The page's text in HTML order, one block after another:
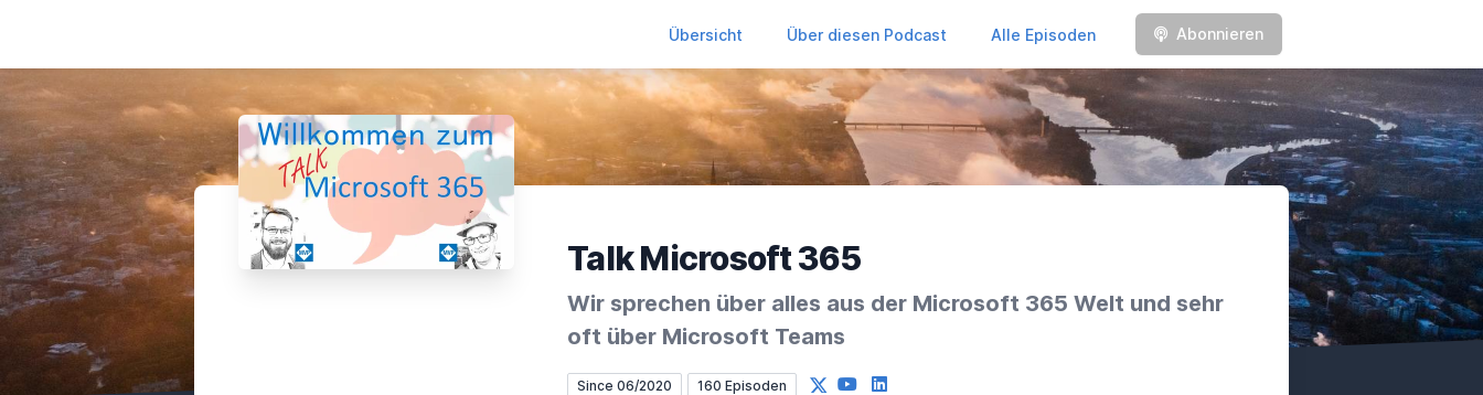
Übersicht Über diesen Podcast Alle Episoden Abonnieren
Talk Microsoft 365
Wir sprechen über alles aus der Microsoft 365 Welt und sehr
oft über Microsoft Teams
Since 06/2020 160 Episoden X YouTubeLinkedIn